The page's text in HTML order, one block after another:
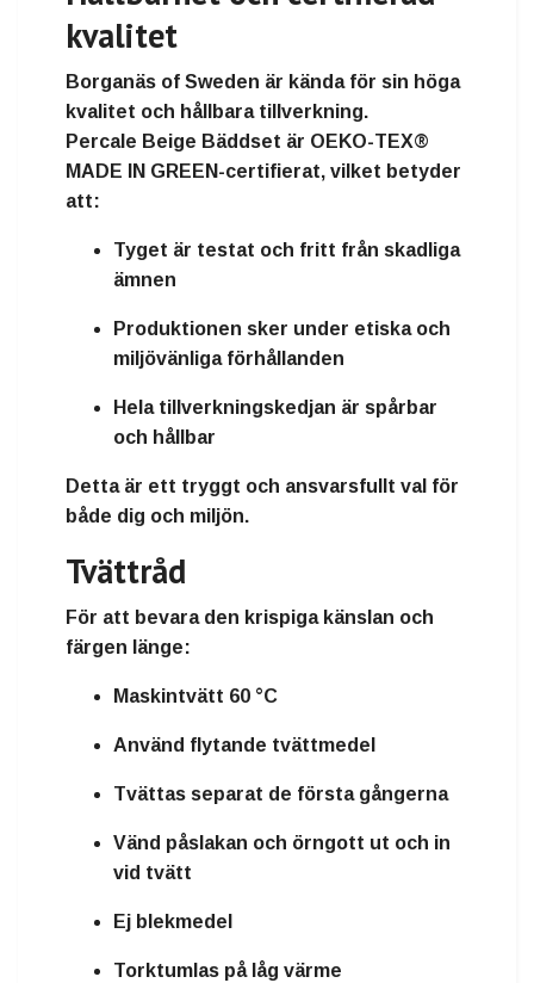
kvalitet
Borganäs of Sweden är kända för sin höga
kvalitet och hållbara tillverkning.
Percale Beige Bäddset är OEKO-TEX®
MADE IN GREEN-certifierat, vilket betyder
att:
Tyget är testat och fritt från skadliga
ämnen
Produktionen sker under etiska och
miljövänliga förhållanden
Hela tillverkningskedjan är spårbar
och hållbar
Detta är ett tryggt och ansvarsfullt val för
både dig och miljön.
Tvättråd
För att bevara den krispiga känslan och
färgen länge:
Maskintvätt 60 °C
Använd flytande tvättmedel
Tvättas separat de första gångerna
Vänd påslakan och örngott ut och in
vid tvätt
Ej blekmedel
Torktumlas på låg värme